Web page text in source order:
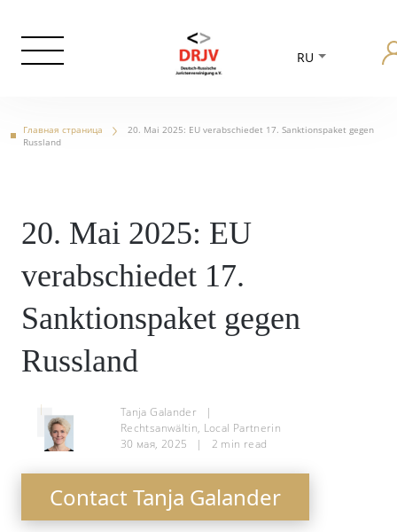
RU
Главная страница
20. Mai 2025: EU verabschiedet 17. Sanktionspaket gegen
Russland
20. Mai 2025: EU
verabschiedet 17.
Sanktionspaket gegen
Russland
Tanja Galander
|
Rechtsanwältin, Local Partnerin
30 мая, 2025
| 2 min read
Contact Tanja Galander